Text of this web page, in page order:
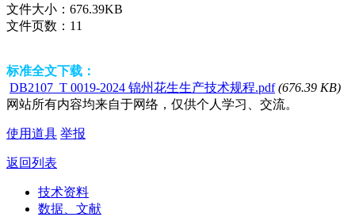
文件大小： 676.39KB
文件页数： 11
标准全文下载：
DB2107_T 0019-2024 锦州花生生产技术规程.pdf (676.39 KB)
网站所有内容均来自于网络，仅供个人学习、交流。
使用道具 举报
返回列表
技术资料
数据、文献